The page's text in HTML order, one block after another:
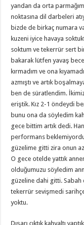
yandan da orta
noktasına dil darbeleri
bizde de birkaç numara
kuzeni iyice havaya
soktum ve tekerrür sert
bakarak lütfen yavaş
kırmadım ve ona
azmıştı ve artık
ben de süratlendim.
eriştik. Kız 2-1 öndeydi
bunu ona da söyledim
gece bittim artık dedi.
performans
güzelime gitti zira onun
O gece otelde yattık
olduğumuzu söyledim
güzeline dahi gitti.
tekerrür sevişmedi
yoktu.
Dışarı çıktık kahvaltı